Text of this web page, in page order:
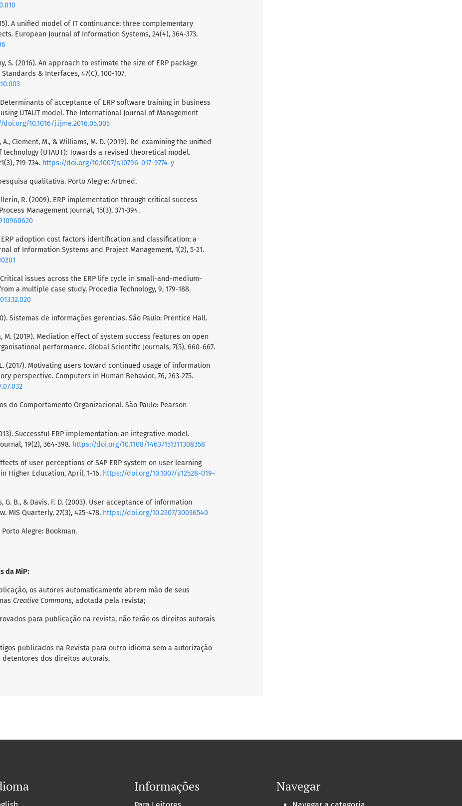
A unified model of IT continuance: three complementary
European Journal of Information Systems, 24(4), 364-373.
S. (2016). An approach to estimate the size of ERP package
& Interfaces, 47(C), 100-107.
Determinants of acceptance of ERP software training in business
UTAUT model. The International Journal of Management
10.1016/j.ijme.2016.05.005
A., Clement, M., & Williams, M. D. (2019). Re-examining the unified
(UTAUT): Towards a revised theoretical model.
719-734. https://doi.org/10.1007/s10796-017-9774-y
qualitativa. Porto Alegre: Artmed.
R. (2009). ERP implementation through critical success
Management Journal, 15(3), 371-394.
ERP adoption cost factors identification and classification: a
of Information Systems and Project Management, 1(2), 5-21.
Critical issues across the ERP life cycle in small-and-medium-
a multiple case study. Procedia Technology, 9, 179-188.
Sistemas de informações gerencias. São Paulo: Prentice Hall.
M. (2019). Mediation effect of system success features on open
performance. Global Scientific Journals, 7(5), 660-667.
L. (2017). Motivating users toward continued usage of information
perspective. Computers in Human Behavior, 76, 263-275.
do Comportamento Organizacional. São Paulo: Pearson
Successful ERP implementation: an integrative model.
19(2), 364-398. https://doi.org/10.1108/14637151311308358
of user perceptions of SAP ERP system on user learning
Higher Education, April, 1-16. https://doi.org/10.1007/s12528-019-
G. B., & Davis, F. D. (2003). User acceptance of information
MIS Quarterly, 27(3), 425-478. https://doi.org/10.2307/30036540
Porto Alegre: Bookman.
da MiP:
os autores automaticamente abrem mão de seus
Creative Commons, adotada pela revista;
para publicação na revista, não terão os direitos autorais
publicados na Revista para outro idioma sem a autorização
dos direitos autorais.
Informações Navegar